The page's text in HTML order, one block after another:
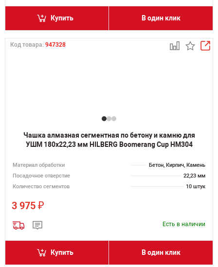
Купить В один клик
Код товара: 947328
Чашка алмазная сегментная по бетону и камню для
УШМ 180х22,23 мм HILBERG Boomerang Сup HM304
Материал обработки
Бетон, Кирпич, Камень
Посадочное отверстие
22,23 мм
Количество сегментов
10 штук
3 975 ₽
Есть в наличии
Купить В один клик